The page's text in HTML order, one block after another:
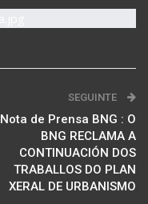
SEGUINTE
Nota de Prensa BNG : O
BNG RECLAMA A
CONTINUACIÓN DOS
TRABALLOS DO PLAN
XERAL DE URBANISMO